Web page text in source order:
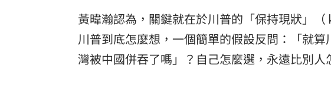
黃暐瀚認為，關鍵就在於川普的「保持現狀」
川普到底怎麼想，一個簡單的假設反問：「就
灣被中國併吞了嗎」？自己怎麼選，永遠比別人